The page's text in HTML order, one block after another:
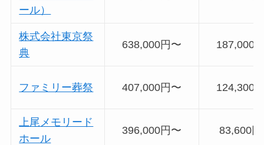
ール）
株式会社東京祭
典
638,000円〜 187,000
ファミリー葬祭 407,000円〜 124,300
上尾メモリード
ホール
396,000円〜 83,600